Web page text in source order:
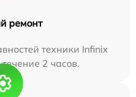
ремонт
техники Infinix
2 часов.